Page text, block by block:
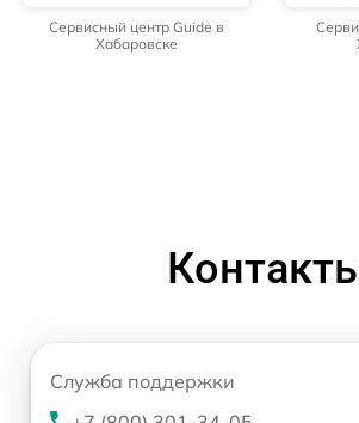
Сервисный центр Guide в
Хабаровске
Служба поддержки